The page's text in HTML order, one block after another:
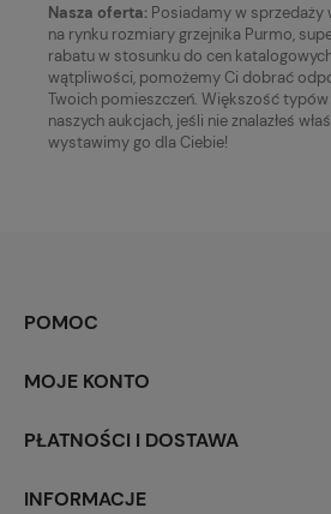
Nasza oferta: Posiadamy w
na rynku rozmiary grzejnika Purmo,
rabatu w stosunku do cen
wątpliwości, pomożemy Ci dobrać
Twoich pomieszczeń. Większość
naszych aukcjach, jeśli nie znalazłeś
wystawimy go dla Ciebie!
POMOC
MOJE KONTO
PŁATNOŚCI I DOSTAWA
INFORMACJE